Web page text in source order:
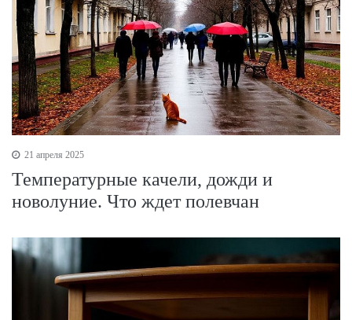
21 апреля 2025
Температурные качели, дожди и
новолуние. Что ждет полевчан